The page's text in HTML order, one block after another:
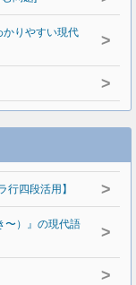
りやすい現代
>
>
四段活用】 >
〜）』の現代語
>
>